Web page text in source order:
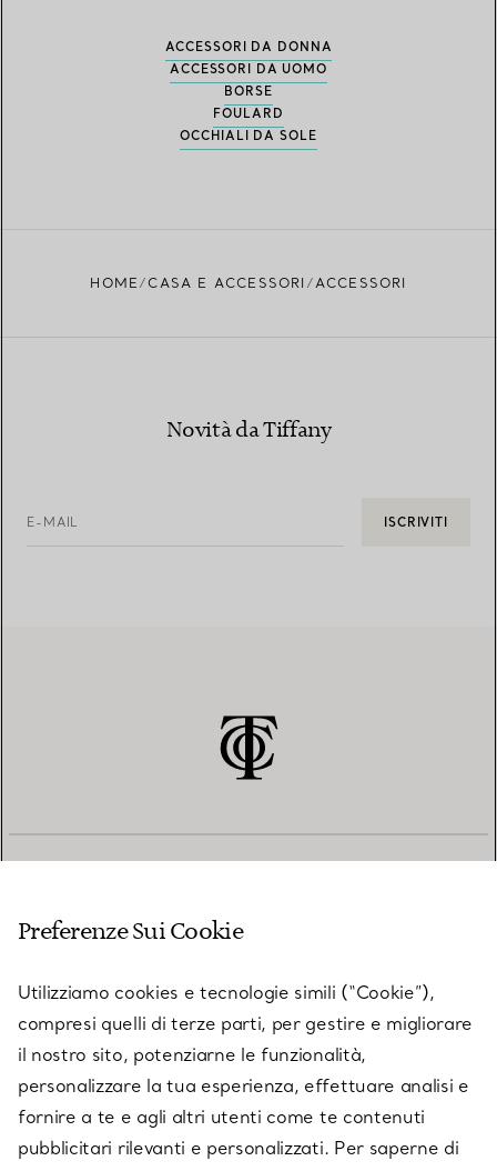
ACCESSORI DA DONNA
ACCESSORI DA UOMO
BORSE
FOULARD
OCCHIALI DA SOLE
HOME CASA E ACCESSORI ACCESSORI
Novità da Tiffany
E-MAIL ISCRIVITI
SU TIFFANY & CO.
LEGALE
Preferenze Sui Cookie
Utilizziamo cookies e tecnologie simili (“Cookie”),
compresi quelli di terze parti, per gestire e migliorare
il nostro sito, potenziarne le funzionalità,
personalizzare la tua esperienza, effettuare analisi e
fornire a te e agli altri utenti come te contenuti
pubblicitari rilevanti e personalizzati. Per saperne di